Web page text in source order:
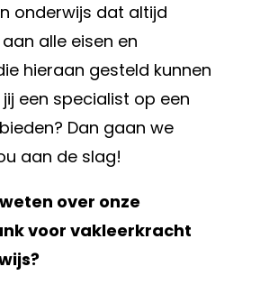
onderwijs dat altijd
alle eisen en
hieraan gesteld kunnen
een specialist op een
Dan gaan we
aan de slag!
over onze
voor vakleerkracht